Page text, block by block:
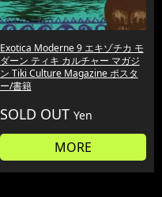
Exotica Moderne 9 エキゾチカ モ
ダーン ティキ カルチャー マガジ
ン Tiki Culture Magazine ポスタ
ー/書籍
SOLD OUT Yen
MORE